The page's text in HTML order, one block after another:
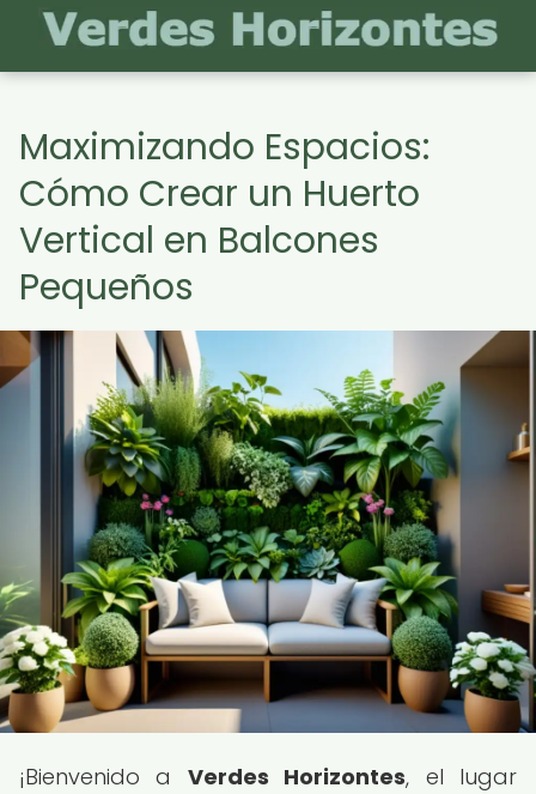
Maximizando Espacios:
Cómo Crear un Huerto
Vertical en Balcones
Pequeños
¡Bienvenido a Verdes Horizontes, el lugar